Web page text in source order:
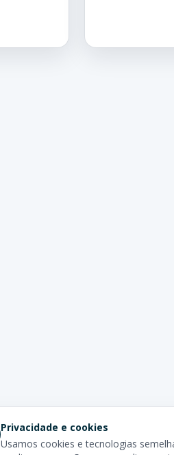
Privacidade e cookies
Usamos cookies e tecnologias